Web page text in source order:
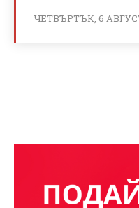
ЧЕТВЪРТЪК, 6